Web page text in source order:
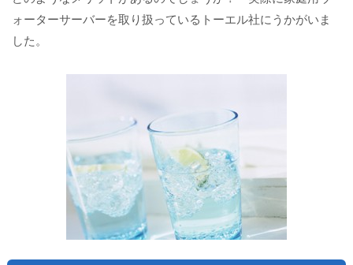
ォーターサーバーを取り扱っているトーエル社にうかがいま
した。